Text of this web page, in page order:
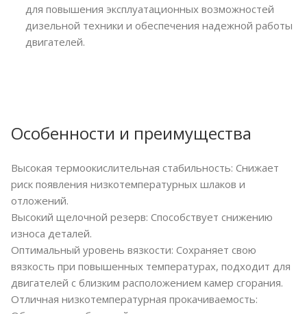
для повышения эксплуатационных возможностей
дизельной техники и обеспечения надежной работы
двигателей.
Особенности и преимущества
Высокая термоокислительная стабильность: Снижает
риск появления низкотемпературных шлаков и
отложений.
Высокий щелочной резерв: Способствует снижению
износа деталей.
Оптимальный уровень вязкости: Сохраняет свою
вязкость при повышенных температурах, подходит для
двигателей с близким расположением камер сгорания.
Отличная низкотемпературная прокачиваемость: